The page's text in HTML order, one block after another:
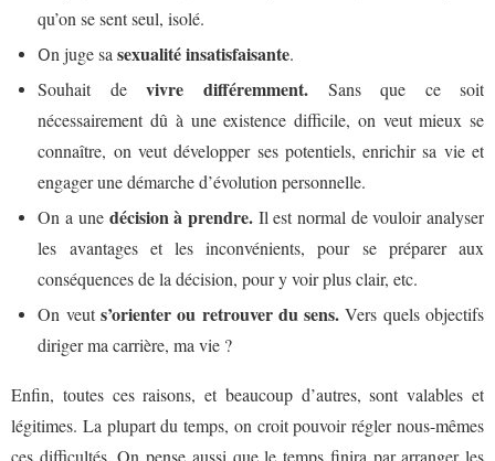
qu’on se sent seul, isolé.
On juge sasexualité insatisfaisante.
Souhait devivre différemment. Sans que ce soit
nécessairement dû à une existence difficile, on veut mieux se
connaître, on veut développer ses potentiels, enrichir sa vie et
engager une démarche d’évolution personnelle.
On a une décision à prendre. Il est normal de vouloir analyser
les avantages et les inconvénients, pour se préparer aux
conséquences de la décision, pour y voir plus clair, etc.
On veuts’orienter ou retrouver du sens.Vers quels objectifs
diriger ma carrière, ma vie ?
Enfin, toutes ces raisons, et beaucoup d’autres, sont valables et
légitimes. La plupart du temps, on croit pouvoir régler nous-mêmes
ces difficultés. On pense aussi que le temps finira par arranger les